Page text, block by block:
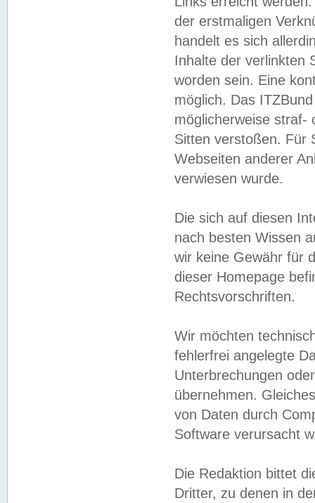
der erstmaligen
handelt es sich
Inhalte der verlinkten
worden sein. Eine
möglich. Das
möglicherweise straf-
Sitten verstoßen. Für
Webseiten anderer
verwiesen wurde.
Die sich auf diesen
nach besten Wissen
wir keine Gewähr für
dieser Homepage
Rechtsvorschriften.
Wir möchten
fehlerfrei angelegte
Unterbrechungen
übernehmen.
von Daten durch
Software verursacht
Die Redaktion bittet
Dritter, zu denen in